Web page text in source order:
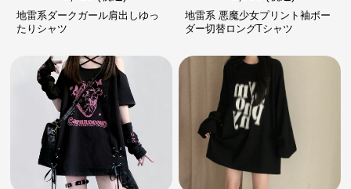
地雷系ダークガール肩出しゆっ
たりシャツ
地雷系 悪魔少女プリント袖ボー
ダー切替ロングTシャツ